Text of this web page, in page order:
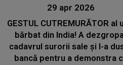
29 apr 2026
GESTUL CUTREMURĂTOR al
bărbat din India! A
cadavrul surorii sale și l-a
bancă pentru a demonstra